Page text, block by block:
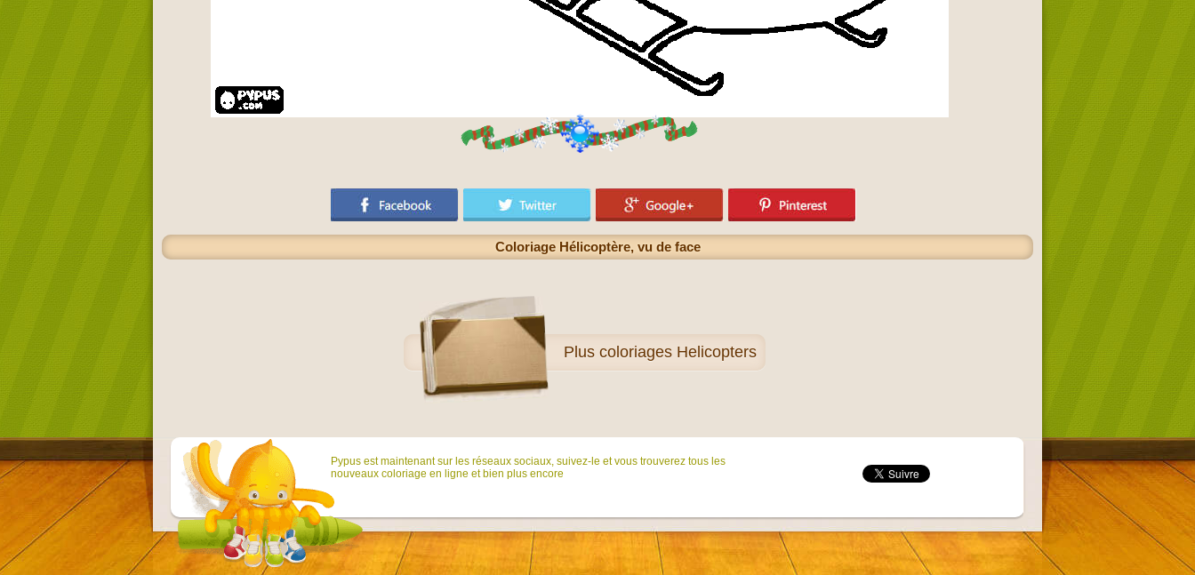
Coloriage Hélicoptère, vu de face
Plus coloriages Helicopters
Pypus est maintenant sur ​​les réseaux sociaux, suivez-le et vous trouverez tous les
nouveaux coloriage en ligne et bien plus encore